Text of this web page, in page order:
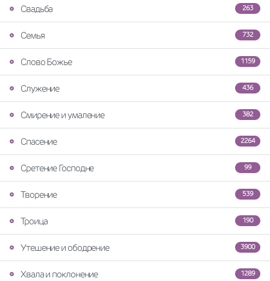
263
Свадьба
732
Семья
1159
Слово Божье
436
Служение
382
Смирение и умаление
2264
Спасение
99
Сретение Господне
539
Творение
190
Троица
3900
Утешение и ободрение
1289
Хвала и поклонение